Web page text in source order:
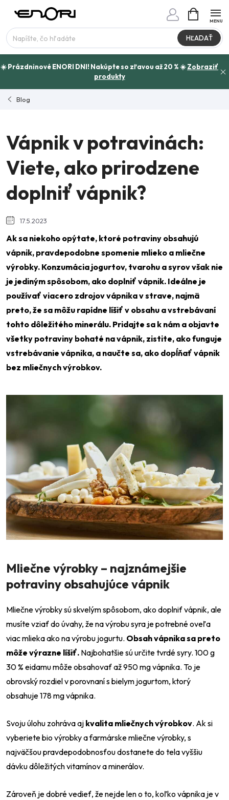
obsah
HĽADAŤ
KOŠÍK
☀️ Prázdninové ENORI DNI! Nakúpte so zľavou až 20 % ☀️Zobraziť
produkty
Blog
Vápnik v potravinách:
Viete, ako prirodzene
doplniť vápnik?
17.5.2023
Ak sa niekoho opýtate, ktoré potraviny obsahujú
vápnik, pravdepodobne spomenie mlieko a mliečne
výrobky. Konzumácia jogurtov, tvarohu a syrov však nie
je jediným spôsobom, ako doplniť vápnik. Ideálne je
používať viacero zdrojov vápnika v strave, najmä
preto, že sa môžu rapídne líšiť v obsahu a vstrebávaní
tohto dôležitého minerálu. Pridajte sa k nám a objavte
všetky potraviny bohaté na vápnik, zistite, ako funguje
vstrebávanie vápnika, a naučte sa, ako dopĺňať vápnik
bez mliečnych výrobkov.
Mliečne výrobky –⁠ najznámejšie
potraviny obsahujúce vápnik
Mliečne výrobky sú skvelým spôsobom, ako doplniť vápnik, ale
musíte vziať do úvahy, že na výrobu syra je potrebné oveľa
viac mlieka ako na výrobu jogurtu. Obsah vápnika sa preto
môže výrazne líšiť. Najbohatšie sú určite tvrdé syry. 100 g
30 % eidamu môže obsahovať až 950 mg vápnika. To je
obrovský rozdiel v porovnaní s bielym jogurtom, ktorý
obsahuje 178 mg vápnika.
Svoju úlohu zohráva aj kvalita mliečnych výrobkov. Ak si
vyberiete bio výrobky a farmárske mliečne výrobky, s
najväčšou pravdepodobnosťou dostanete do tela vyššiu
dávku dôležitých vitamínov a minerálov.
Zároveň je dobré vedieť, že nejde len o to, koľko vápnika je v
www.enori.cz - Chat